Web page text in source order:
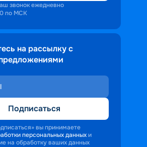
звонок ежедневно
по МСК
на рассылку с
Подписаться
вы принимаете
персональных данных и
на обработку ваших данных